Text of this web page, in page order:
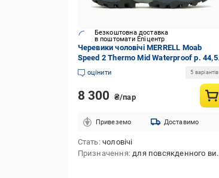
Безкоштовна доставка
в поштомати Епіцентр
Черевики чоловічі MERRELL Moab
Speed 2 Thermo Mid Waterproof р. 44,5
Чорний (J068305)
оцінити 5 варіантів
8 300 ₴/пар
Привеземо Доставимо
Стать чоловічі
Призначення для повсякденного використання,для хайкінгу,для полювання,для трекінгу,для тактичної стрільби,для туризму,для активного відпочинку